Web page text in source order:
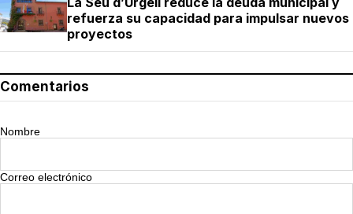
refuerza su capacidad para impulsar nuevos
proyectos
Comentarios
Nombre
Correo electrónico